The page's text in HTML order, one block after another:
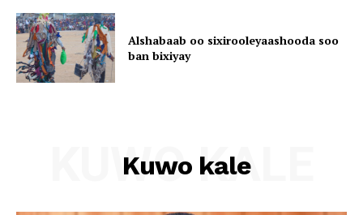
Alshabaab oo sixirooleyaashooda soo
ban bixiyay
Kuwo kale
KUWO KALE